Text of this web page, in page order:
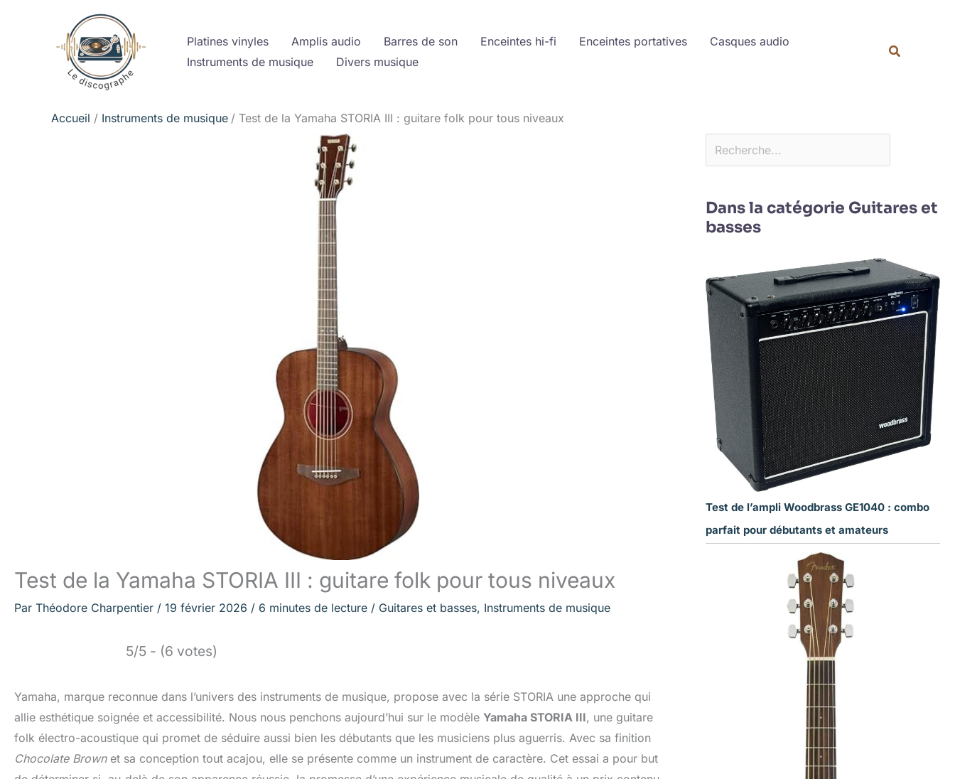
Platines vinyles Amplis audio Barres de son Enceintes hi-fi Enceintes portatives
Casques audio
Instruments de musique
Divers musique
Accueil Instruments de musique Test de la Yamaha STORIA III : guitare folk pour tous niveaux
Test de la Yamaha STORIA III : guitare folk pour tous niveaux
Par Théodore Charpentier / 19 février 2026 / 6 minutes de lecture / Guitares et basses, Instruments de musique
5/5 - (6 votes)
Yamaha, marque reconnue dans l’univers des instruments de musique, propose avec la série STORIA une approche qui
allie esthétique soignée et accessibilité. Nous nous penchons aujourd’hui sur le modèle Yamaha STORIA III, une guitare
folk électro-acoustique qui promet de séduire aussi bien les débutants que les musiciens plus aguerris. Avec sa finition
Chocolate Brownet sa conception tout acajou, elle se présente comme un instrument de caractère. Cet essai a pour but
Dans la catégorie Guitares et
basses
Test de l’ampli Woodbrass GE1040 : combo
parfait pour débutants et amateurs